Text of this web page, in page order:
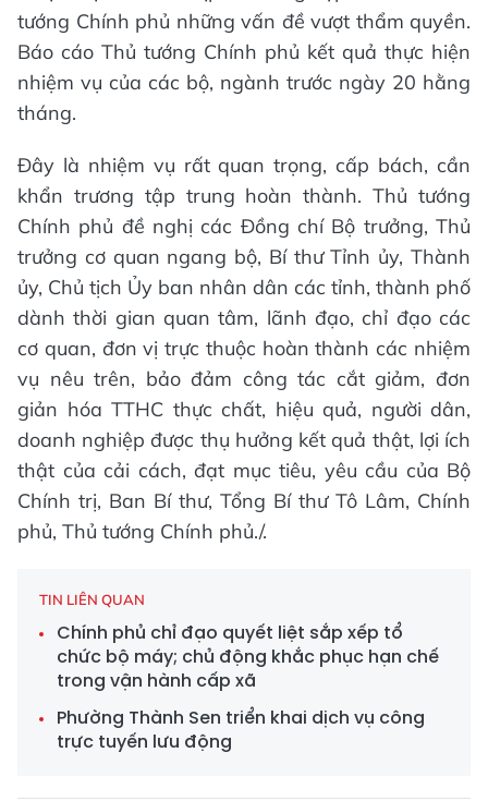
tướng Chính phủ những vấn đề vượt thẩm quyền.
Báo cáo Thủ tướng Chính phủ kết quả thực hiện
nhiệm vụ của các bộ, ngành trước ngày 20 hằng
tháng.
Đây là nhiệm vụ rất quan trọng, cấp bách, cần
khẩn trương tập trung hoàn thành. Thủ tướng
Chính phủ đề nghị các Đồng chí Bộ trưởng, Thủ
trưởng cơ quan ngang bộ, Bí thư Tỉnh ủy, Thành
ủy, Chủ tịch Ủy ban nhân dân các tỉnh, thành phố
dành thời gian quan tâm, lãnh đạo, chỉ đạo các
cơ quan, đơn vị trực thuộc hoàn thành các nhiệm
vụ nêu trên, bảo đảm công tác cắt giảm, đơn
giản hóa TTHC thực chất, hiệu quả, người dân,
doanh nghiệp được thụ hưởng kết quả thật, lợi ích
thật của cải cách, đạt mục tiêu, yêu cầu của Bộ
Chính trị, Ban Bí thư, Tổng Bí thư Tô Lâm, Chính
phủ, Thủ tướng Chính phủ./.
TIN LIÊN QUAN
Chính phủ chỉ đạo quyết liệt sắp xếp tổ
chức bộ máy; chủ động khắc phục hạn chế
trong vận hành cấp xã
Phường Thành Sen triển khai dịch vụ công
trực tuyến lưu động